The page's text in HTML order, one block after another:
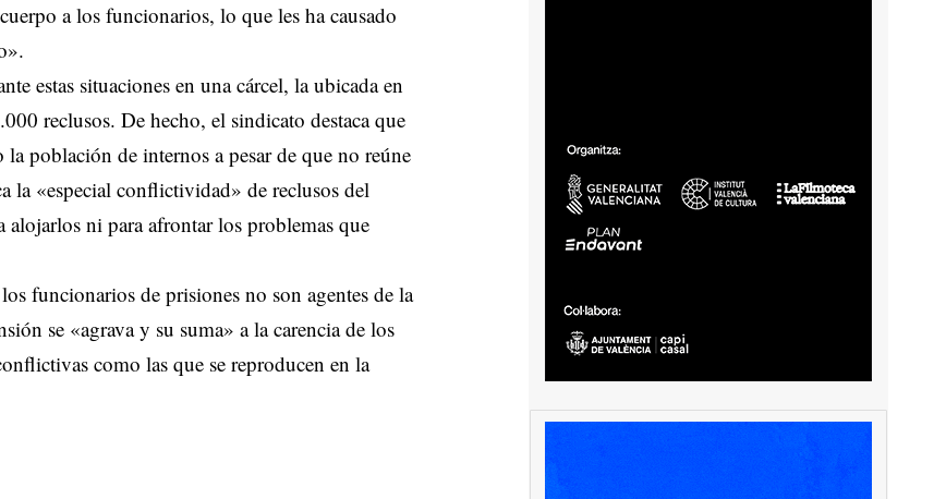
a los funcionarios, lo que les ha causado
estas situaciones en una cárcel, la ubicada en
reclusos. De hecho, el sindicato destaca que
población de internos a pesar de que no reúne
la «especial conflictividad» de reclusos del
ni para afrontar los problemas que
funcionarios de prisiones no son agentes de la
se «agrava y su suma» a la carencia de los
como las que se reproducen en la